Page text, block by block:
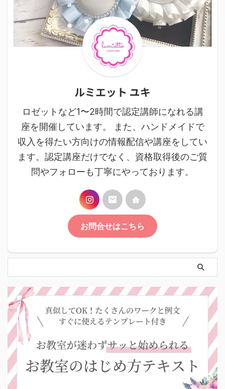
ルミエット ユキ
ロゼットなど1〜2時間で認定講師になれる講
座を開催しています。 また、ハンドメイドで
収入を得たい方向けの情報配信や講座をしてい
ます。認定講座だけでなく、資格取得後のご質
問やフォローも丁寧にやっております。
お問合せはこちら